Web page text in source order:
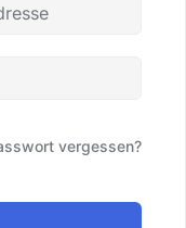
vergessen?